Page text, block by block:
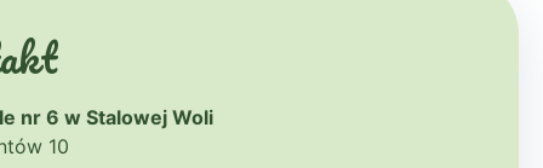
nr 6 w Stalowej Woli
10